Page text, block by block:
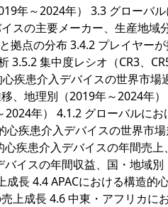
年～2024年） 3.3 グローバ
スの主要メーカー、生産地域分
拠点の分布 3.4.2 プレイヤー
集中度レシオ（CR3、CR5
疾患介入デバイスの世界市場
、地理別（2019年～2024年）
年） 4.1.2 グローバルにお
疾患介入デバイスの世界市
疾患介入デバイスの年間売上、
イスの年間収益、国・地域別
長 4.4 APACにおける構造的
上成長 4.6 中東・アフリカに